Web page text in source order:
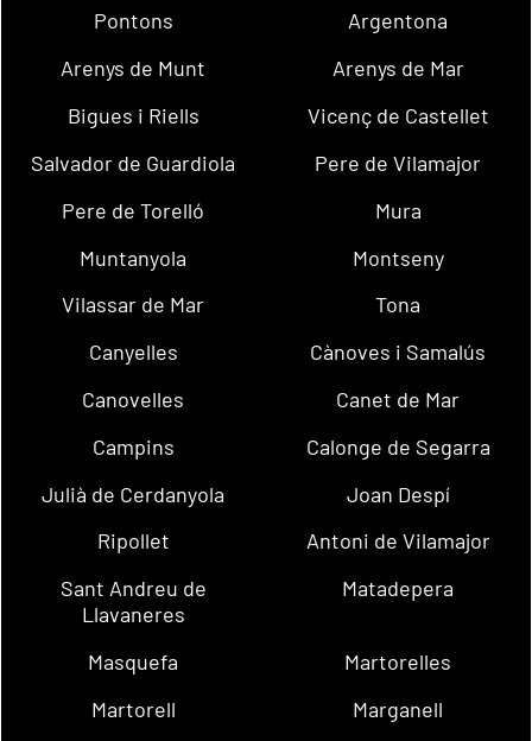
Pontons
Argentona
Arenys de Munt
Arenys de Mar
Bigues i Riells
Vicenç de Castellet
Salvador de Guardiola
Pere de Vilamajor
Pere de Torelló
Mura
Muntanyola
Montseny
Vilassar de Mar
Tona
Canyelles
Cànoves i Samalús
Canovelles
Canet de Mar
Campins
Calonge de Segarra
Julià de Cerdanyola
Joan Despí
Ripollet
Antoni de Vilamajor
Sant Andreu de
Llavaneres
Matadepera
Masquefa
Martorelles
Martorell
Marganell